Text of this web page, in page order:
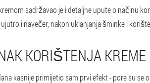
sadržavao je i detaljne upute o načinu
i navečer, nakon uklanjanja šminke i
KORIŠTENJA KREME
kasnije primijetio sam prvi efekt - pore su se